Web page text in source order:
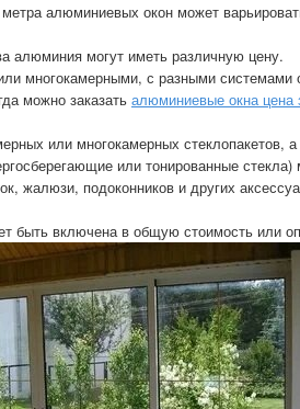
алюминиевых окон может
алюминия могут иметь различную цену.
многокамерными, с разными системами
можно заказать алюминиевые окна цена
или многокамерных стеклопакетов,
или тонированные стекла)
жалюзи, подоконников и других
быть включена в общую стоимость или